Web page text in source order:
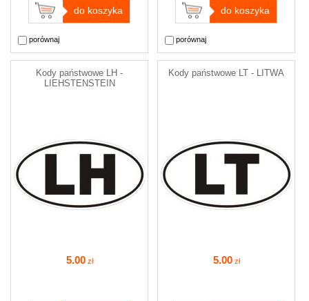
do koszyka
porównaj
do koszyka
porównaj
Kody państwowe LH -
LIEHSTENSTEIN
5.00 zł
Kody państwowe LT - LITWA
5.00 zł